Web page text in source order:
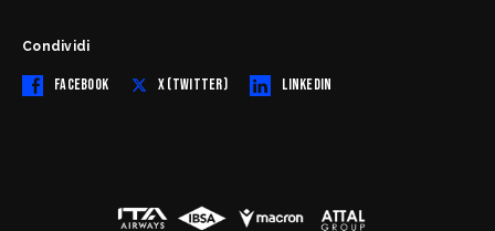
Condividi
FACEBOOK X (TWITTER) LINKEDIN